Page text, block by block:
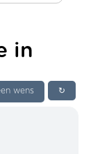
in
↻
wens